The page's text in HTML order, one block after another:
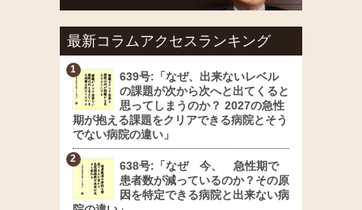
最新コラムアクセスランキング
639号:「なぜ、出来ないレベル
の課題が次から次へと出てくると
思ってしまうのか？ 2027の急性
期が抱える課題をクリアできる病院とそう
でない病院の違い」
638号:「なぜ 今、 急性期で
患者数が減っているのか？その原
因を特定できる病院と出来ない病